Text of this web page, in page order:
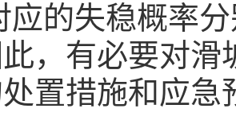
应的失稳概率
，有必要对
置措施和应急